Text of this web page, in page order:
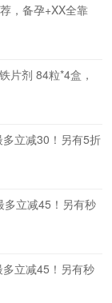
，备孕+XX全靠
片剂 84粒*4盒，
立减30！另有5折
立减45！另有秒
立减45！另有秒